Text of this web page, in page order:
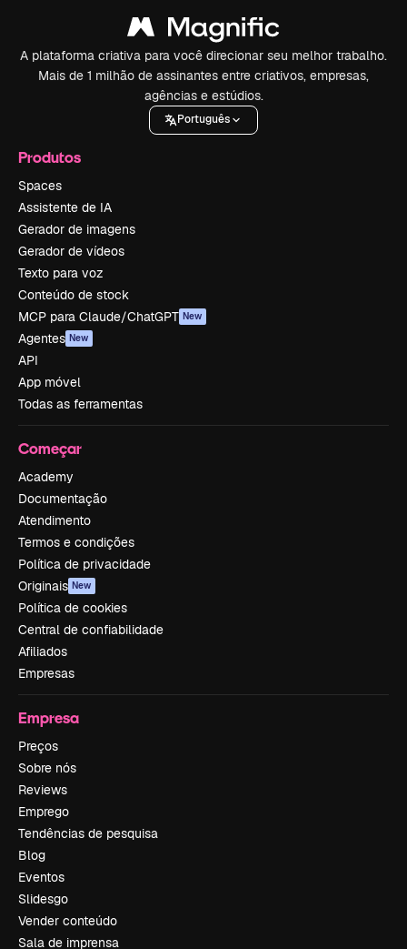
A plataforma criativa para você direcionar seu melhor trabalho.
Mais de 1 milhão de assinantes entre criativos, empresas,
agências e estúdios.
Português
Produtos
Spaces
Assistente de IA
Gerador de imagens
Gerador de vídeos
Texto para voz
Conteúdo de stock
MCP para Claude/ChatGPT New
Agentes New
API
App móvel
Todas as ferramentas
Começar
Academy
Documentação
Atendimento
Termos e condições
Política de privacidade
Originais New
Política de cookies
Central de confiabilidade
Afiliados
Empresas
Empresa
Preços
Sobre nós
Reviews
Emprego
Tendências de pesquisa
Blog
Eventos
Slidesgo
Vender conteúdo
Sala de imprensa